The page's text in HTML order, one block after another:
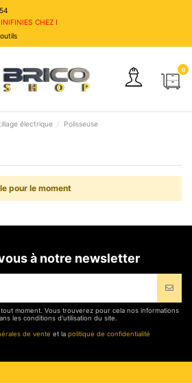
CHEZ BRICOSHOP
0
électrique Polisseuse
pour le moment
à notre newsletter
moment. Vous trouverez pour cela nos informations
les conditions d'utilisation du site.
de vente et la politique de confidentialité